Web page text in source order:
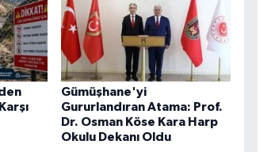
Gümüşhane'yi
Gururlandıran Atama: Prof.
Dr. Osman Köse Kara Harp
Okulu Dekanı Oldu